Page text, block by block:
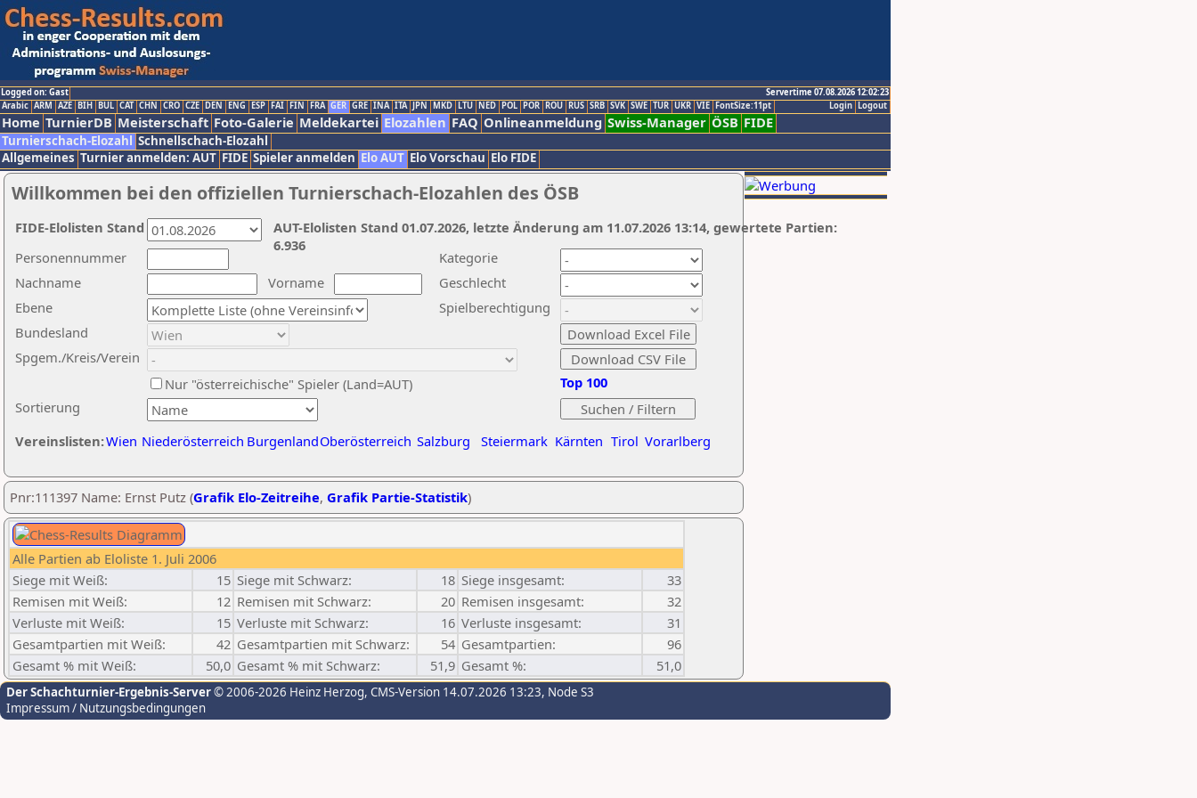
Logged on: Gast
Servertime 07.08.2026 12:02:23
Logout
Login
Arabic ARM AZE BIH BUL CAT CHN CRO CZE DEN ENG ESP FAI FIN FRA GER GRE INA ITA JPN MKD LTU NED POL POR ROU RUS SRB SVK SWE TUR UKR VIE FontSize:11pt
Home TurnierDB Meisterschaft Foto-Galerie Meldekartei Elozahlen FAQ Onlineanmeldung Swiss-Manager ÖSB FIDE
Turnierschach-Elozahl Schnellschach-Elozahl
Allgemeines Turnier anmelden: AUT FIDE Spieler anmelden Elo AUT Elo Vorschau Elo FIDE
Willkommen bei den offiziellen Turnierschach-Elozahlen des ÖSB
Nachname
Vorname
Ebene
Kategorie
Sortierung
Personennummer
Bundesland
Spgem./Kreis/Verein
Geschlecht
Nur "österreichische" Spieler (Land=AUT)
Spielberechtigung
Vereinslisten:Wien Niederösterreich BurgenlandOberösterreich Salzburg Steiermark Kärnten Tirol Vorarlberg
Top 100
AUT-Elolisten Stand 01.07.2026, letzte Änderung am 11.07.2026 13:14, gewertete Partien:
6.936
FIDE-Elolisten Stand
Pnr:111397 Name: Ernst Putz (Grafik Elo-Zeitreihe, Grafik Partie-Statistik)
Alle Partien ab Eloliste 1. Juli 2006
Siege mit Weiß:
15 Siege mit Schwarz: 18 Siege insgesamt:
33
Remisen mit Weiß:
12 Remisen mit Schwarz: 20 Remisen insgesamt:
32
Verluste mit Weiß:
15 Verluste mit Schwarz: 16 Verluste insgesamt:
31
Gesamtpartien mit Weiß:
42 Gesamtpartien mit Schwarz: 54 Gesamtpartien:
96
Gesamt % mit Weiß:
50,0 Gesamt % mit Schwarz: 51,9 Gesamt %: 51,0
Der Schachturnier-Ergebnis-Server© 2006-2026 Heinz Herzog, CMS-Version 14.07.2026 13:23, Node S3
Impressum / Nutzungsbedingungen